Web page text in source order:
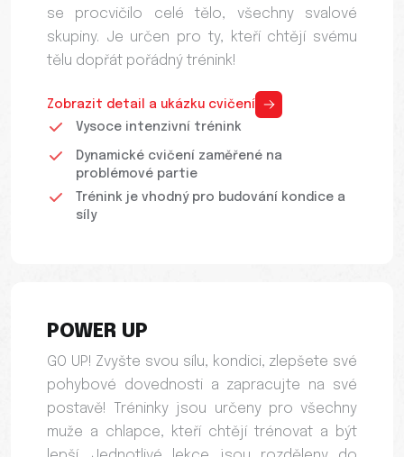
se procvičilo celé tělo, všechny svalové
skupiny. Je určen pro ty, kteří chtějí svému
tělu dopřát pořádný trénink!
Zobrazit detail a ukázku cvičení
Vysoce intenzivní trénink
Dynamické cvičení zaměřené na
problémové partie
Trénink je vhodný pro budování kondice a
síly
POWER UP
GO UP! Zvyšte svou sílu, kondici, zlepšete své
pohybové dovednosti a zapracujte na své
postavě! Tréninky jsou určeny pro všechny
muže a chlapce, kteří chtějí trénovat a být